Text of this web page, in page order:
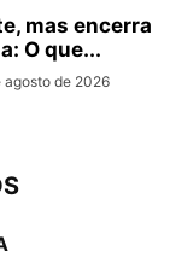
mas encerra
O que...
agosto de 2026